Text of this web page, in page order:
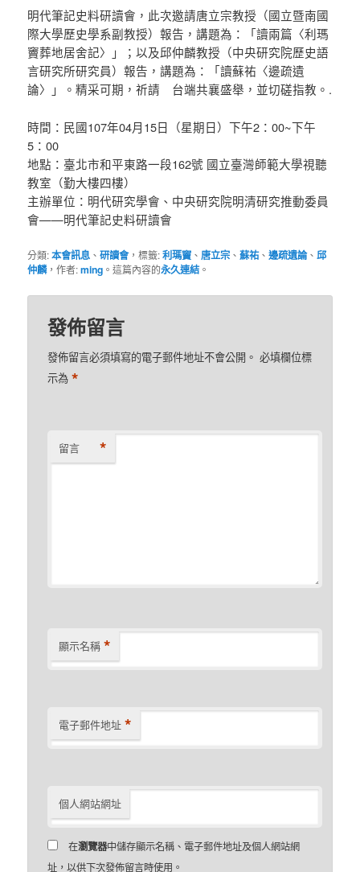
明代筆記史料研讀會，此次邀請唐立宗教授（國立暨南國
際大學歷史學系副教授）報告，講題為：「讀兩篇〈利瑪
竇葬地居舍記〉」；以及邱仲麟教授（中央研究院歷史語
言研究所研究員）報告，講題為：「讀蘇祐〈邊疏遺
論〉」。精采可期，祈請 台端共襄盛舉，並切磋指教。.
時間：民國107年04月15日（星期日）下午2：00~下午
5：00
地點：臺北市和平東路一段162號 國立臺灣師範大學視聽
教室（勤大樓四樓）
主辦單位：明代研究學會、中央研究院明清研究推動委員
會——明代筆記史料研讀會
分類:本會訊息 、研讀會，標籤:利瑪竇 、 唐立宗 、蘇祐、邊疏遺論、邱
仲麟，作者:ming 。這篇內容的永久連結。
發佈留言
發佈留言必須填寫的電子郵件地址不會公開。 必填欄位標
示為 *
留言 *
顯示名稱 *
電子郵件地址 *
個人網站網址
在瀏覽器中儲存顯示名稱、電子郵件地址及個人網站網
址，以供下次發佈留言時使用。